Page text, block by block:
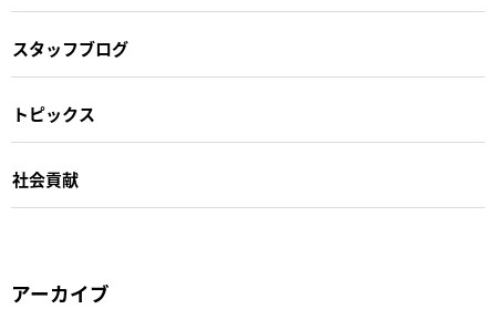
スタッフブログ
トピックス
社会貢献
アーカイブ